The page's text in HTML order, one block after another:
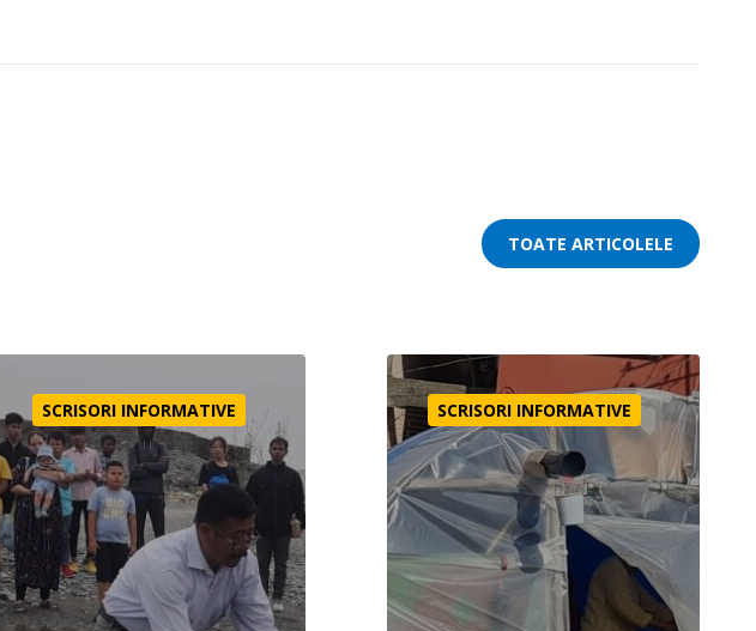
TOATE ARTICOLELE
SCRISORI INFORMATIVE
Ajutor în Turcia
SCRISORI INFORMATIVE